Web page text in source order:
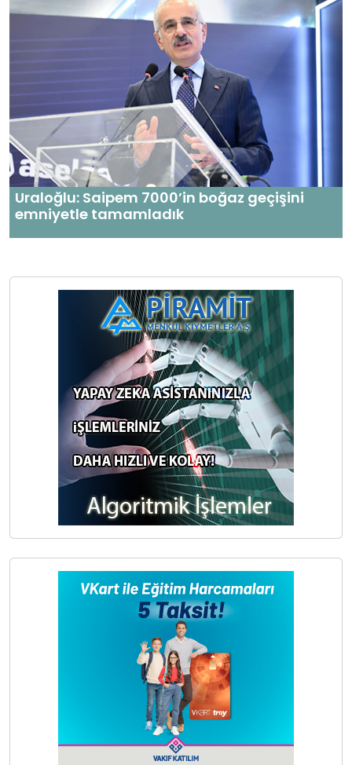
Uraloğlu: Saipem 7000’in boğaz geçişini
emniyetle tamamladık